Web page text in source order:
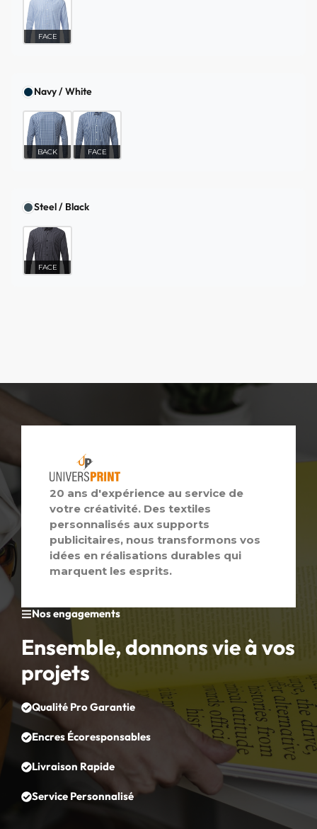
FACE
Navy / White
BACK FACE
Steel / Black
FACE
Nos engagements
Ensemble, donnons vie à vos
projets
Qualité Pro Garantie
Encres Écoresponsables
Livraison Rapide
Service Personnalisé
20 ans d'expérience au service de
votre créativité. Des textiles
personnalisés aux supports
publicitaires, nous transformons vos
idées en réalisations durables qui
marquent les esprits.